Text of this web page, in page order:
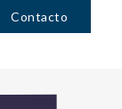
Contacto